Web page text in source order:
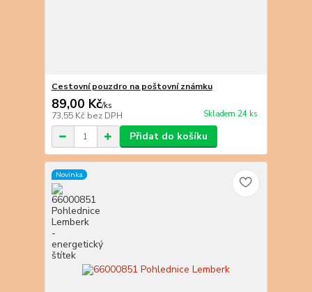
Cestovní pouzdro na poštovní známku
89,00 Kč/ks
73,55 Kč bez DPH Skladem 24 ks
Přidat do košíku
Novinka